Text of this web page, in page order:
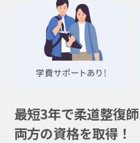
最短3年で柔道整復
両方の資格を取得！